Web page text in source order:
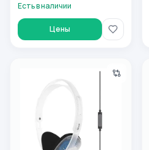
Есть в наличии
Цены